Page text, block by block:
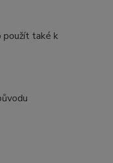
použít také k